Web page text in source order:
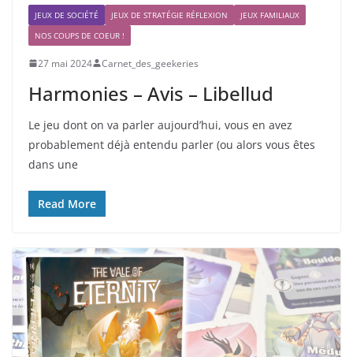
JEUX DE SOCIÉTÉ JEUX DE STRATÉGIE RÉFLEXION
JEUX FAMILIAUX
NOS COUPS DE COEUR !
27 mai 2024 Carnet_des_geekeries
Harmonies – Avis – Libellud
Le jeu dont on va parler aujourd’hui, vous en avez
probablement déjà entendu parler (ou alors vous êtes
dans une
Read More